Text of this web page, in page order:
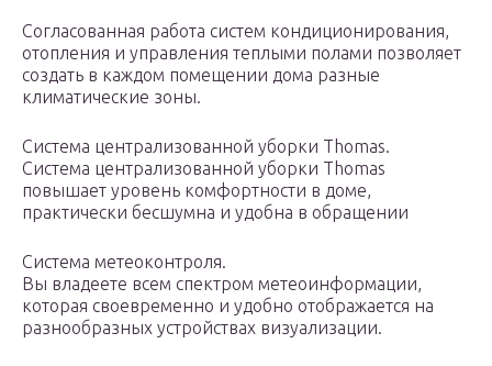
Согласованная работа систем кондиционирования,
отопления и управления теплыми полами позволяет
создать в каждом помещении дома разные
климатические зоны.
Система централизованной уборки Thomas.
Система централизованной уборки Thomas
повышает уровень комфортности в доме,
практически бесшумна и удобна в обращении
Система метеоконтроля.
Вы владеете всем спектром метеоинформации,
которая своевременно и удобно отображается на
разнообразных устройствах визуализации.